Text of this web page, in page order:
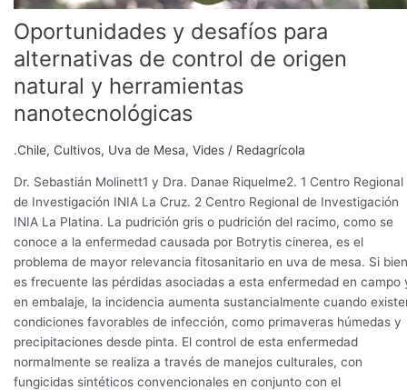
Oportunidades y desafíos para
alternativas de control de origen
natural y herramientas
nanotecnológicas
.Chile, Cultivos, Uva de Mesa, Vides / Redagrícola
Dr. Sebastián Molinett1 y Dra. Danae Riquelme2. 1 Centro Regional
de Investigación INIA La Cruz. 2 Centro Regional de Investigación
INIA La Platina. La pudrición gris o pudrición del racimo, como se
conoce a la enfermedad causada por Botrytis cinerea, es el
problema de mayor relevancia fitosanitario en uva de mesa. Si bien
es frecuente las pérdidas asociadas a esta enfermedad en campo
en embalaje, la incidencia aumenta sustancialmente cuando
condiciones favorables de infección, como primaveras húmedas y
precipitaciones desde pinta. El control de esta enfermedad
normalmente se realiza a través de manejos culturales, con
fungicidas sintéticos convencionales en conjunto con el